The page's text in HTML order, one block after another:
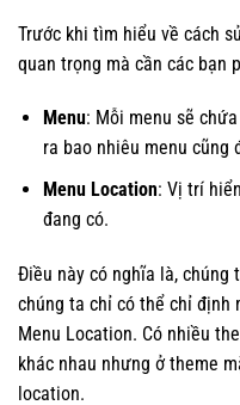
Trước khi tìm hiểu về cách
quan trọng mà cần các bạn
Menu: Mỗi menu sẽ
ra bao nhiêu menu cũng
Menu Location: Vị trí
đang có.
Điều này có nghĩa là, chúng
chúng ta chỉ có thể chỉ định
Menu Location. Có nhiều
khác nhau nhưng ở theme
location.